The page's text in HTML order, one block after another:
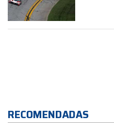
RECOMENDADAS